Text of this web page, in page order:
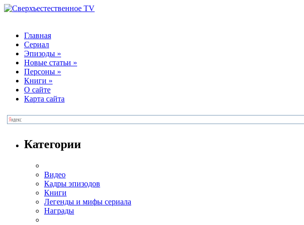
Главная
Сериал
Эпизоды »
Новые статьи »
Персоны »
Книги »
О сайте
Карта сайта
Категории
Видео
Кадры эпизодов
Книги
Легенды и мифы сериала
Награды